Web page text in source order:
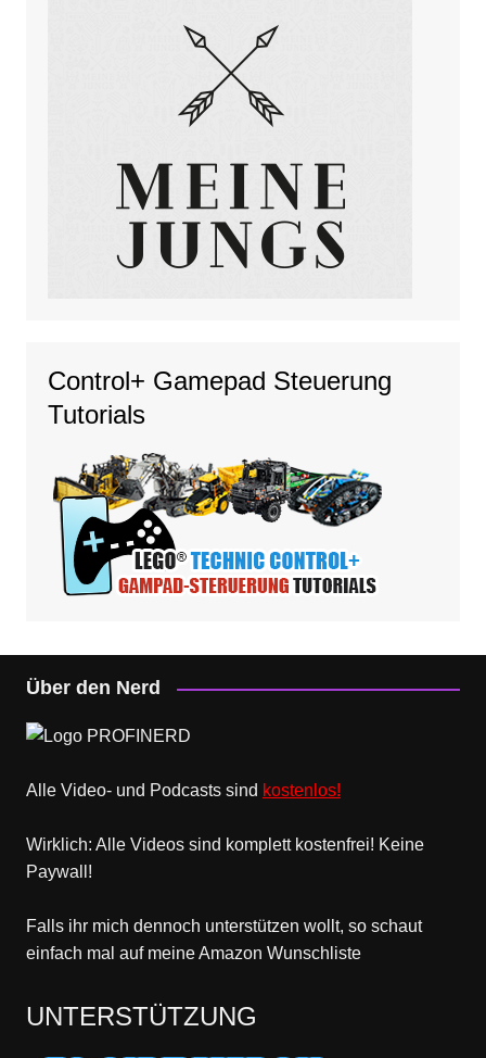
Control+ Gamepad Steuerung
Tutorials
Über den Nerd
Alle Video- und Podcasts sind kostenlos!
Wirklich: Alle Videos sind komplett kostenfrei! Keine
Paywall!
Falls ihr mich dennoch unterstützen wollt, so schaut
einfach mal auf meine Amazon Wunschliste
UNTERSTÜTZUNG